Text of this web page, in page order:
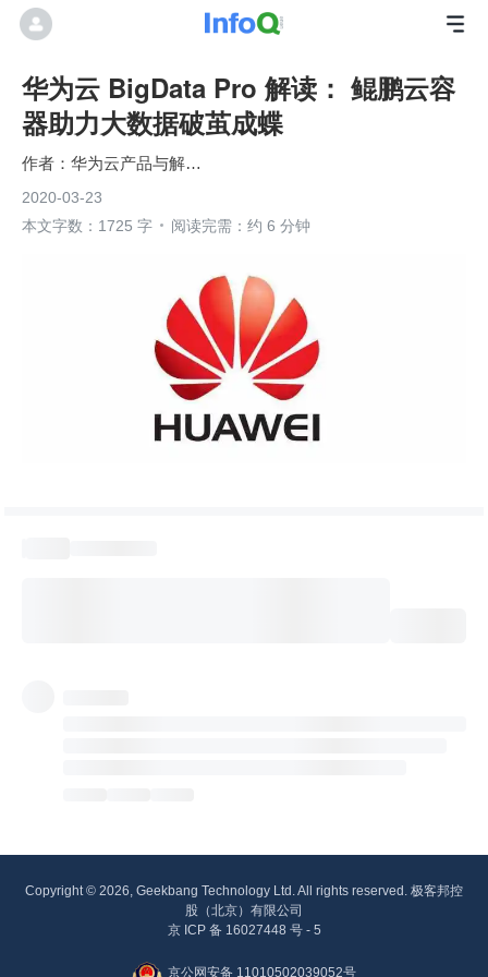
华为云 BigData Pro 解读： 鲲鹏云容
器助力大数据破茧成蝶
华为云产品与解决方案
2020-03-23
本文字数：1725 字
阅读完需：约 6 分钟
Copyright © 2026, Geekbang Technology Ltd. All rights reserved. 极客邦控
股（北京）有限公司
京 ICP 备 16027448 号 - 5
京公网安备 11010502039052号